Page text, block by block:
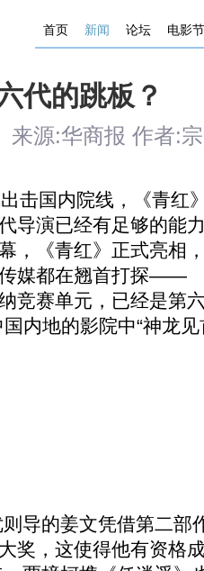
首页 新闻 论坛 电影节
代的跳板？
来源:华商报 作者
击国内院线，《青红
导演已经有足够的能
，《青红》正式亮相
媒都在翘首打探——
竞赛单元，已经是第
内地的影院中“神龙
的姜文凭借第二部
奖，这使得他有资格